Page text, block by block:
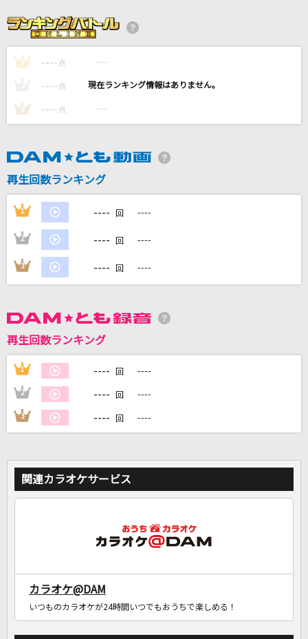
斉藤和義
Universe
Official髭男dism
[生音]鳴門海流
水森かおり
カラオケ最新情報をチェック！
1 ---- 点 ----
---- 点 ----
3 ---- 点 ----
再生回数ランキング
1 ---- 回 ----
2 ---- 回 ----
3 ---- 回 ----
再生回数ランキング
1 ---- 回 ----
2 ---- 回 ----
3 ---- 回 ----
関連カラオケサービス
カラオケ@DAM
いつものカラオケが24時間いつでもおうちで楽しめる！